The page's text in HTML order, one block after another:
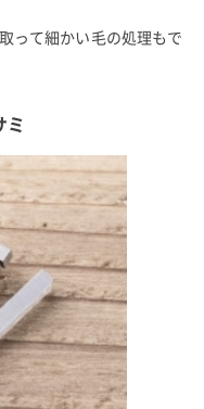
って細かい毛の処理もで